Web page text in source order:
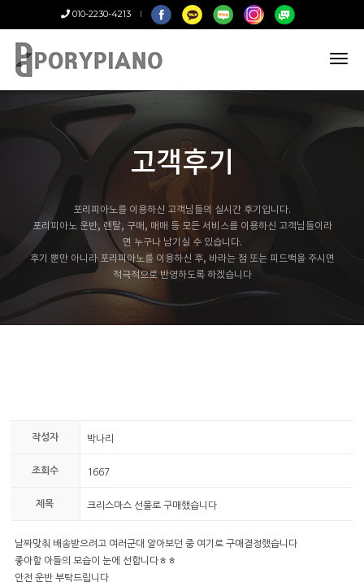
010-2230-4213
고객후기
포리피아노를 이용하신 고객님들의 실시간 후기입니다.
포리피아노 운반, 렌탈, 구매, 매매 등 모든 서비스를 이용하신 고객님들이라
면 누구나 남기실 수 있습니다.
후기 뿐만 아니라 포리피아노를 이용하신 후, 바라는 점 또는 피드백을 주시면
적극적으로 반영하도록 하겠습니다
작성자 박나리
조회수 1667
제목 크리스마스 선물로 구매했습니다
날짜맞춰 배송받으려고 여러군대 알아보던 중 여기로 구매결정했습니다
좋아할 아들의 모습이 눈에 선합니다ㅎㅎ
안전 운반 부탁드립니다